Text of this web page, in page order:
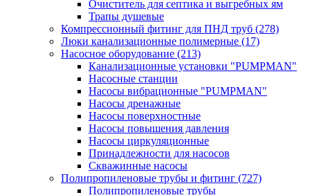
Очиститель для септика и выгребных ям
Трапы душевые
Компрессионный фитинг для ПНД труб (278)
Люки канализационные полимерные (17)
Насосное оборудование (213)
Канализационные установки "PUMPMAN"
Насосные станции
Насосы вибрационные "PUMPMAN"
Насосы дренажные
Насосы поверхностные
Насосы повышения давления
Насосы циркуляционные
Принадлежности для насосов
Скважинные насосы
Полипропиленовые трубы и фитинг (727)
Полипропиленовые трубы